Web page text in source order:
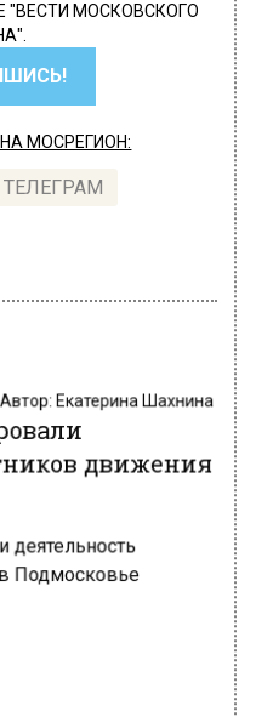
"ВЕСТИ МОСКОВСКОГО
МОСРЕГИОН:
ТЕЛЕГРАМ
движения